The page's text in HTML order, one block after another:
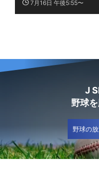
7月16日 午後5:55〜
J
野球
野球の